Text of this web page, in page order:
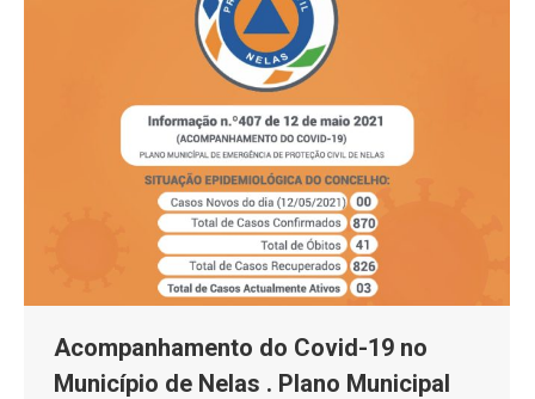
Acompanhamento do Covid-19 no
Município de Nelas . Plano Municipal